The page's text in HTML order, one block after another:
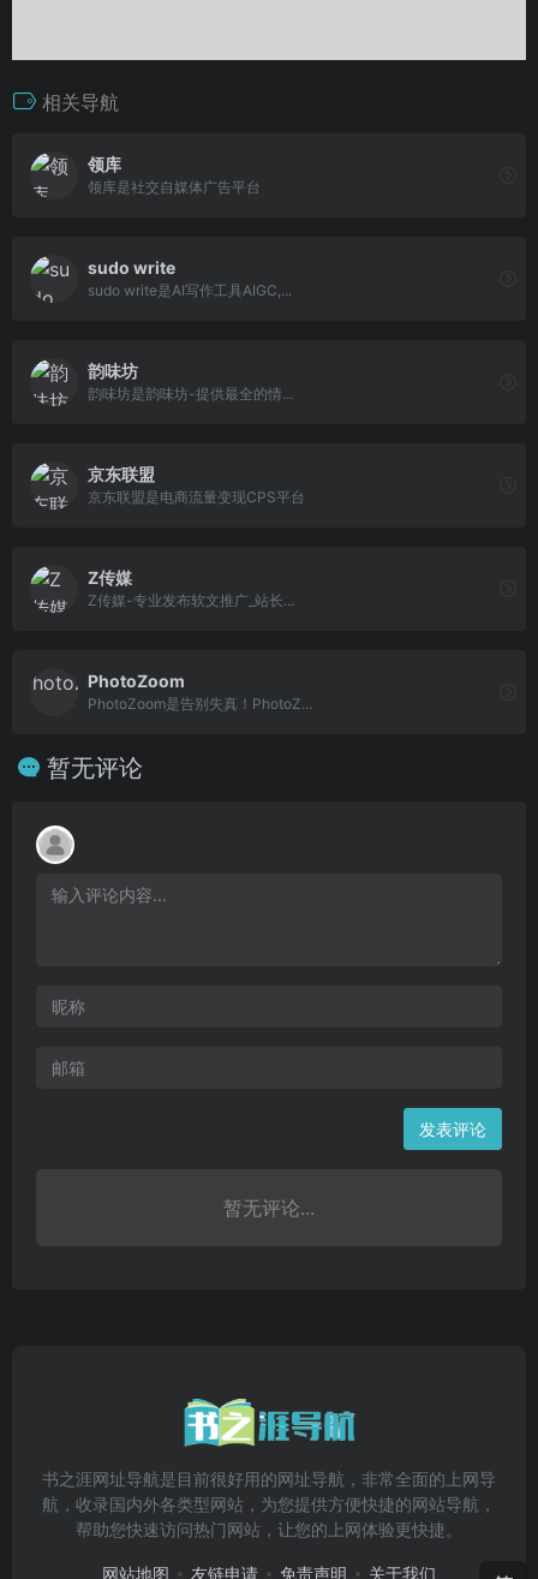
相关导航
领库
领库是社交自媒体广告平台
sudo write
sudo write是AI写作工具AIGC,...
韵味坊
韵味坊是韵味坊-提供最全的情...
京东联盟
京东联盟是电商流量变现CPS平台
Z传媒
Z传媒-专业发布软文推广_站长...
PhotoZoom
PhotoZoom是告别失真！PhotoZ...
暂无评论
发表评论
暂无评论...
书之涯网址导航是目前很好用的网址导航，非常全面的上网导
航，收录国内外各类型网站，为您提供方便快捷的网站导航，
帮助您快速访问热门网站，让您的上网体验更快捷。
网站地图 友链申请 免责声明 关于我们